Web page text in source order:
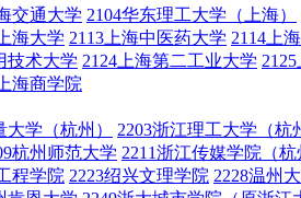
交通大学 2104华东理工大学（上海）
海大学 2113上海中医药大学 2114上
技术大学 2124上海第二工业大学
海商学院
大学（杭州） 2203浙江理工大学（杭
杭州师范大学 2211浙江传媒学院（杭
程学院 2223绍兴文理学院 2228温州